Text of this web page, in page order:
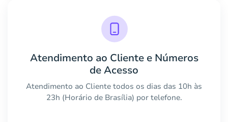
Atendimento ao Cliente e Números
de Acesso
Atendimento ao Cliente todos os dias das 10h às
23h (Horário de Brasília) por telefone.